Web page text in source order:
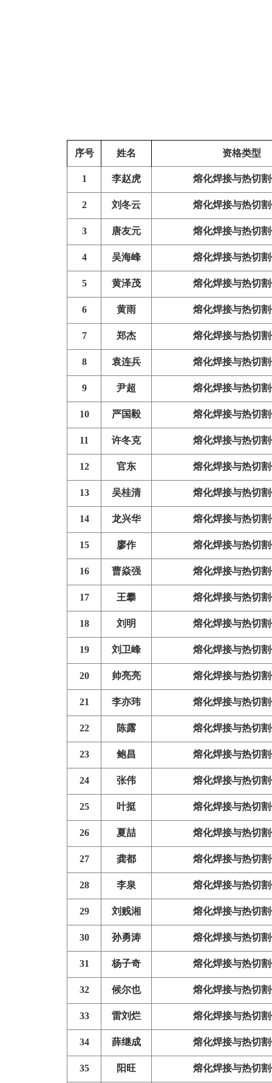
序号 姓名 资格类型
1 李赵虎 熔化焊接与热切
2 刘冬云 熔化焊接与热切
3 唐友元 熔化焊接与热切
4 吴海峰 熔化焊接与热切
5 黄泽茂 熔化焊接与热切
6 黄雨 熔化焊接与热切
7 郑杰 熔化焊接与热切
8 袁连兵 熔化焊接与热切
9 尹超 熔化焊接与热切
10 严国毅 熔化焊接与热切
11 许冬克 熔化焊接与热切
12 官东 熔化焊接与热切
13 吴桂清 熔化焊接与热切
14 龙兴华 熔化焊接与热切
15 廖作 熔化焊接与热切
16 曹焱强 熔化焊接与热切
17 王攀 熔化焊接与热切
18 刘明 熔化焊接与热切
19 刘卫峰 熔化焊接与热切
20 帅亮亮 熔化焊接与热切
21 李亦玮 熔化焊接与热切
22 陈露 熔化焊接与热切
23 鲍昌 熔化焊接与热切
24 张伟 熔化焊接与热切
25 叶挺 熔化焊接与热切
26 夏喆 熔化焊接与热切
27 龚都 熔化焊接与热切
28 李泉 熔化焊接与热切
29 刘贱湘 熔化焊接与热切
30 孙勇涛 熔化焊接与热切
31 杨子奇 熔化焊接与热切
32 候尔也 熔化焊接与热切
33 雷刘烂 熔化焊接与热切
34 薛继成 熔化焊接与热切
35 阳旺 熔化焊接与热切